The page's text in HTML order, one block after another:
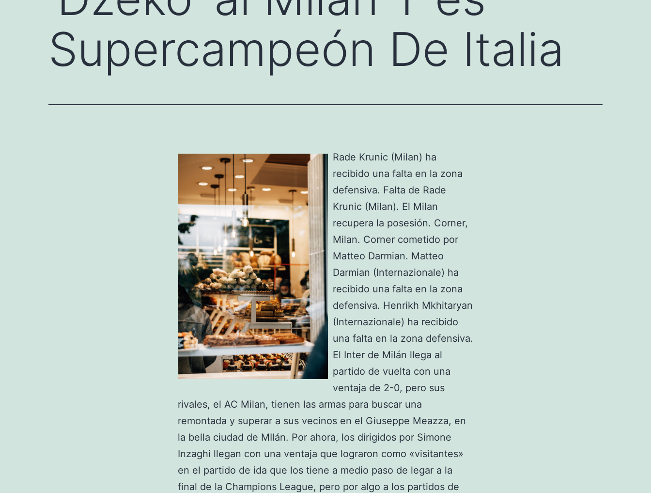
Supercampeón De Italia
Rade Krunic (Milan) ha
recibido una falta en la zona
defensiva. Falta de Rade
Krunic (Milan). El Milan
recupera la posesión. Corner,
Milan. Corner cometido por
Matteo Darmian. Matteo
Darmian (Internazionale) ha
recibido una falta en la zona
defensiva. Henrikh Mkhitaryan
(Internazionale) ha recibido
una falta en la zona defensiva.
El Inter de Milán llega al
partido de vuelta con una
ventaja de 2-0, pero sus
rivales, el AC Milan, tienen las armas para buscar una
remontada y superar a sus vecinos en el Giuseppe Meazza, en
la bella ciudad de MIlán. Por ahora, los dirigidos por Simone
Inzaghi llegan con una ventaja que lograron como «visitantes»
en el partido de ida que los tiene a medio paso de legar a la
final de la Champions League, pero por algo a los partidos de